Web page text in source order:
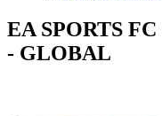
EA SPORTS
- GLOBAL